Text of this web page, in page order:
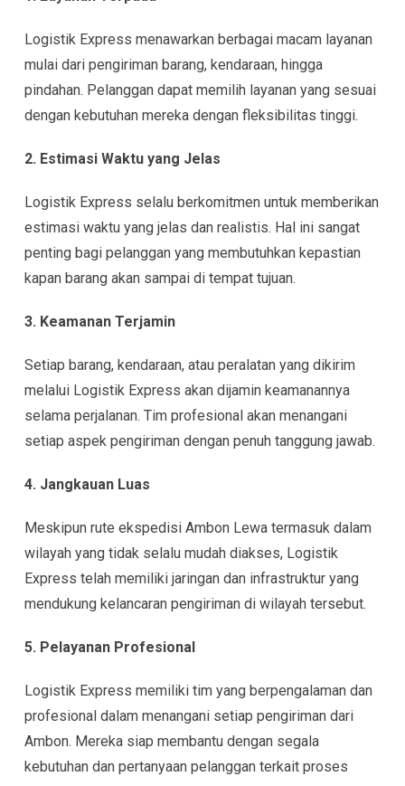
Logistik Express menawarkan berbagai macam layanan
mulai dari pengiriman barang, kendaraan, hingga
pindahan. Pelanggan dapat memilih layanan yang sesuai
dengan kebutuhan mereka dengan fleksibilitas tinggi.
2. Estimasi Waktu yang Jelas
Logistik Express selalu berkomitmen untuk memberikan
estimasi waktu yang jelas dan realistis. Hal ini sangat
penting bagi pelanggan yang membutuhkan kepastian
kapan barang akan sampai di tempat tujuan.
3. Keamanan Terjamin
Setiap barang, kendaraan, atau peralatan yang dikirim
melalui Logistik Express akan dijamin keamanannya
selama perjalanan. Tim profesional akan menangani
setiap aspek pengiriman dengan penuh tanggung jawab.
4. Jangkauan Luas
Meskipun rute ekspedisi Ambon Lewa termasuk dalam
wilayah yang tidak selalu mudah diakses, Logistik
Express telah memiliki jaringan dan infrastruktur yang
mendukung kelancaran pengiriman di wilayah tersebut.
5. Pelayanan Profesional
Logistik Express memiliki tim yang berpengalaman dan
profesional dalam menangani setiap pengiriman dari
Ambon. Mereka siap membantu dengan segala
kebutuhan dan pertanyaan pelanggan terkait proses